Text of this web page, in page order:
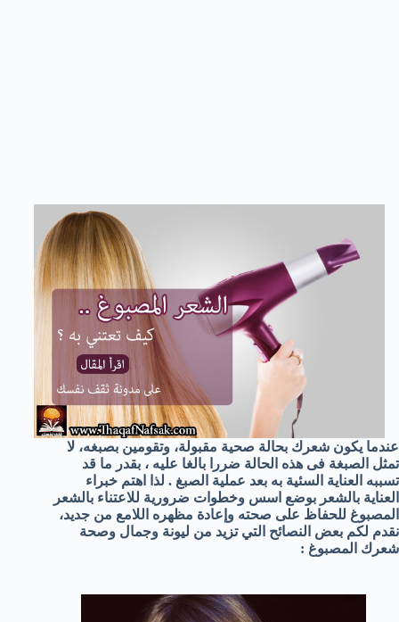
عندما يكون شعرك بحالة صحية مقبولة، وتقومين بصبغه، لا
تمثل الصبغة فى هذه الحالة ضررا بالغا عليه ، بقدر ما قد
تسببه العناية السئية به بعد عملية الصبغ . لذا اهتم خبراء
العناية بالشعر بوضع اسس وخطوات ضرورية للاعتناء بالشعر
المصبوغ للحفاظ على صحته وإعادة مظهره اللامع من جديد،
نقدم لكم بعض النصائح التي تزيد من ليونة وجمال وصحة
شعرك المصبوغ :